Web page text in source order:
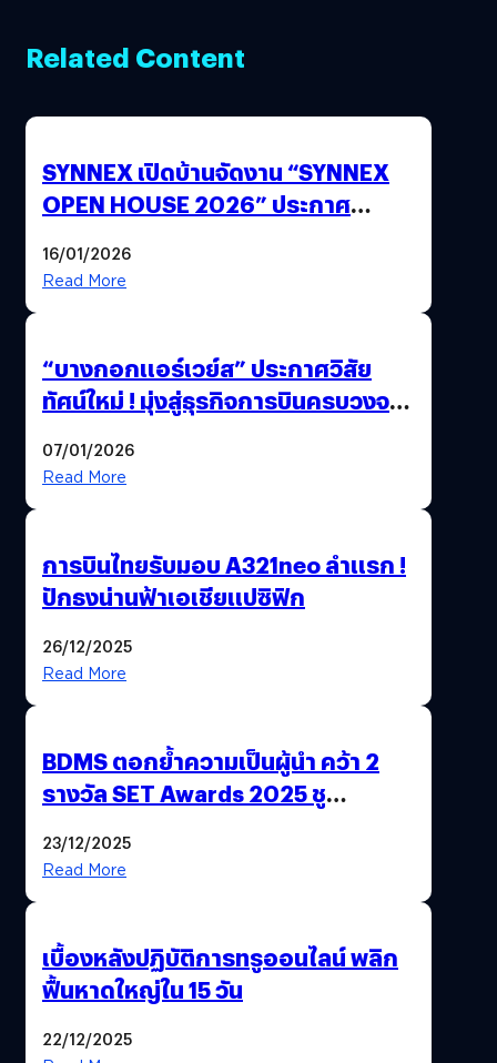
Related Content
SYNNEX เปิดบ้านจัดงาน “SYNNEX
OPEN HOUSE 2026” ประกาศ
ได้ 53,000 ล้านบาท
16/01/2026
Read More
“บางกอกแอร์เวย์ส” ประกาศวิสัย
ทัศน์ใหม่ ! มุ่งสู่ธุรกิจการบินครบวงจร
สังคม
07/01/2026
Read More
การบินไทยรับมอบ A321neo ลำแรก !
ปักธงน่านฟ้าเอเชียแปซิฟิก
26/12/2025
Read More
BDMS ตอกย้ำความเป็นผู้นำ คว้า 2
รางวัล SET Awards 2025 ชู
สุขภาพไทยสู่ความยั่งยืน
23/12/2025
Read More
เบื้องหลังปฏิบัติการทรูออนไลน์ พลิก
ฟื้นหาดใหญ่ใน 15 วัน
22/12/2025